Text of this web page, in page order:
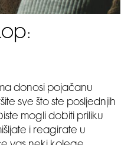
donosi pojačanu
sve što ste posljednjih
mogli dobiti priliku
i reagirate u